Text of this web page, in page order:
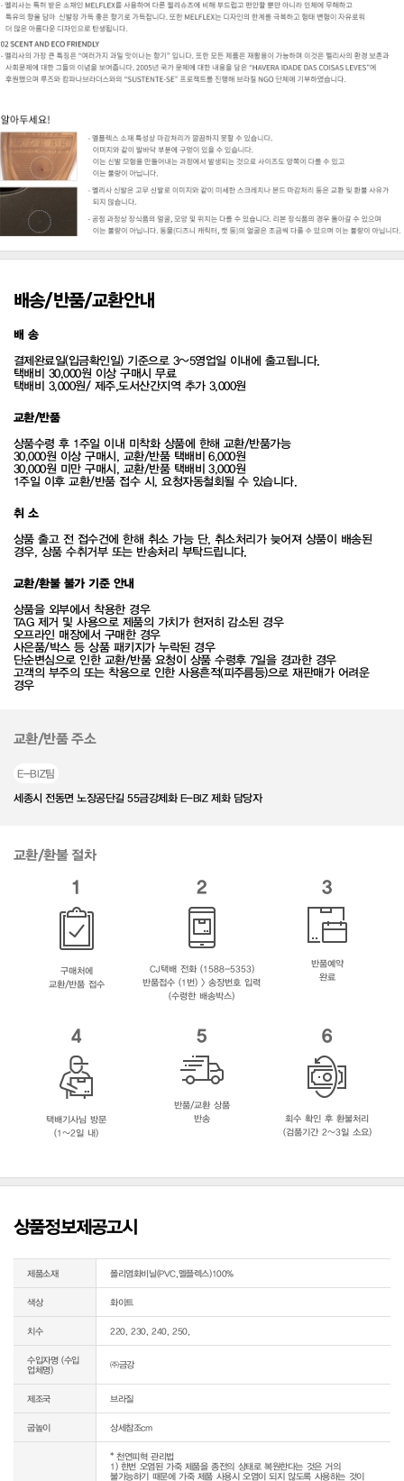
배송/반품/교환안내
배 송
결제완료일(입금확인일) 기준으로 3~5영업일 이내에 출고됩니다.
택배비 30,000원 이상 구매시 무료
택배비 3,000원/ 제주,도서산간지역 추가 3,000원
교환/반품
상품수령 후 1주일 이내 미착화 상품에 한해 교환/반품가능
30,000원 이상 구매시, 교환/반품 택배비 6,000원
30,000원 미만 구매시, 교환/반품 택배비 3,000원
1주일 이후 교환/반품 접수 시, 요청자동철회될 수 있습니다.
취 소
상품 출고 전 접수건에 한해 취소 가능 단, 취소처리가 늦어져 상품이 배송된
경우, 상품 수취거부 또는 반송처리 부탁드립니다.
교환/환불 불가 기준 안내
상품을 외부에서 착용한 경우
TAG 제거 및 사용으로 제품의 가치가 현저히 감소된 경우
오프라인 매장에서 구매한 경우
사은품/박스 등 상품 패키지가 누락된 경우
단순변심으로 인한 교환/반품 요청이 상품 수령후 7일을 경과한 경우
고객의 부주의 또는 착용으로 인한 사용흔적(피주름등)으로 재판매가 어려운
경우
교환/반품 주소
E-BIZ팀
세종시 전동면 노장공단길 55금강제화 E-BIZ 제화 담당자
교환/환불 절차
1
구매처에
교환/반품 접수
2
CJ택배 전화 (1588-5353)
반품접수 (1번) > 송장번호 입력
(수령한 배송박스)
3
반품예약
완료
4
택배기사님 방문
(1~2일 내)
5
반품/교환 상품
반송
6
회수 확인 후 환불처리
(검품기간 2~3일 소요)
상품정보제공고시
제품소재 폴리염화비닐(PVC,멜플렉스)100%
색상 화이트
치수 220, 230, 240, 250,
수입자명 (수입
업체명)
㈜금강
제조국 브라질
굽높이 상세참조cm
* 천연피혁 관리법
1) 한번 오염된 가죽 제품을 종전의 상태로 복원한다는 것은 거의
불가능하기 때문에 가죽 제품 사용시 오염이 되지 않도록 사용하는 것이